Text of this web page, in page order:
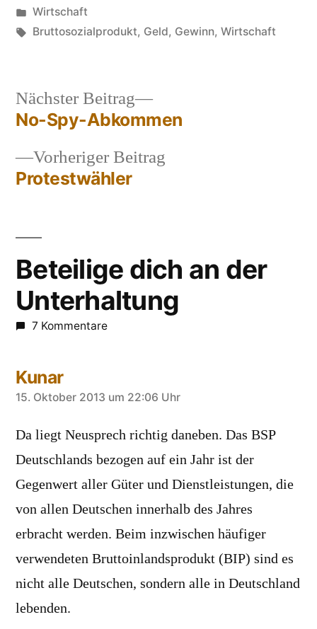
von
Veröffentlicht
in
Wirtschaft
Schlagwörter:
Bruttosozialprodukt, Geld, Gewinn, Wirtschaft
Beitragsnavigation
Vorheriger Beitrag
Protestwähler
Nächster Beitrag
Nächster
Beitrag:
No-Spy-Abkommen
Beteilige dich an der
Unterhaltung
7 Kommentare
Kunar
sagt:
15. Oktober 2013 um 22:06 Uhr
Da liegt Neusprech richtig daneben. Das BSP
Deutschlands bezogen auf ein Jahr ist der
Gegenwert aller Güter und Dienstleistungen, die
von allen Deutschen innerhalb des Jahres
erbracht werden. Beim inzwischen häufiger
verwendeten Bruttoinlandsprodukt (BIP) sind es
nicht alle Deutschen, sondern alle in Deutschland
lebenden.